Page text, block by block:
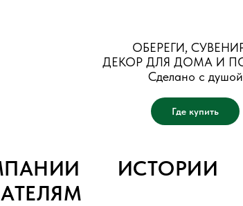
ОБЕРЕГИ,
ДЕКОР ДЛЯ ДОМА И
Сделано с душой
Где купить
ИСТОРИИ